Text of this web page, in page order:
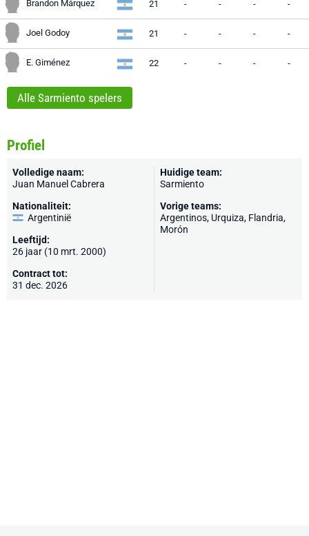
Brandon Márquez 21 - - - -
Joel Godoy 21 - - - -
E. Giménez 22 - - - -
Alle Sarmiento spelers
Profiel
Volledige naam:
Juan Manuel Cabrera
Nationaliteit:
Argentinië
Leeftijd:
26 jaar (10 mrt. 2000)
Contract tot:
31 dec. 2026
Huidige team:
Sarmiento
Vorige teams:
Argentinos, Urquiza, Flandria,
Morón